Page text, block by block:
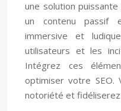
une solution
un contenu passif
immersive et
utilisateurs et les
Intégrez ces
optimiser votre SEO.
notoriété et